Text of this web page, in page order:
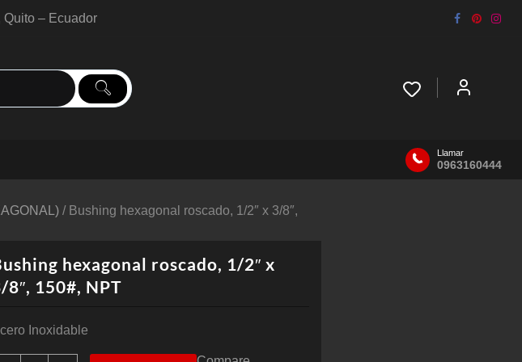
Quito – Ecuador
Llamar
0963160444
/ Bushing hexagonal roscado, 1/2″ x 3/8″,
hexagonal roscado, 1/2″ x
8″, 150#, NPT
Inoxidable